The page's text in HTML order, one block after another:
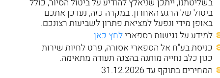
בשליטתנו, ייתכן שניאלץ להודיע על ביטול הסיור, כולל
ביטול של הרגע האחרון. במקרה כזה, נעדכן אתכם
באופן מידי ונפעל למציאת פתרון לשביעות רצונכם.
למידע על נגישות בספארילחץ כאן
כניסת בע"ח אל הספארי אסורה, פרט לחיות שירות
כגון כלב נחייה מותנה בהצגה תעודה מתאימה.
המחירים בתוקף עד 31.12.2026